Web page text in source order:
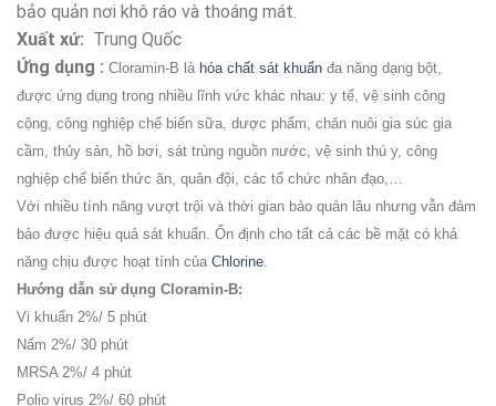
bảo quản nơi khô ráo và thoáng mát.
Xuất xứ: Trung Quốc
Ứng dụng : Cloramin-B là hóa chất sát khuẩn đa năng dạng bột,
được ứng dụng trong nhiều lĩnh vức khác nhau: y tế, vệ sinh công
cộng, công nghiệp chế biến sữa, dược phẩm, chăn nuôi gia súc gia
cầm, thủy sản, hồ bơi, sát trùng nguồn nước, vệ sinh thú y, công
nghiệp chế biến thức ăn, quân đội, các tổ chức nhân đạo,…
Với nhiều tính năng vượt trội và thời gian bảo quản lâu nhưng vẫn đảm
bảo được hiệu quả sát khuẩn. Ổn định cho tất cả các bề mặt có khả
năng chịu được hoạt tính của Chlorine.
Hướng dẫn sử dụng Cloramin-B:
Vi khuẩn 2%/ 5 phút
Nấm 2%/ 30 phút
MRSA 2%/ 4 phút
Polio virus 2%/ 60 phút